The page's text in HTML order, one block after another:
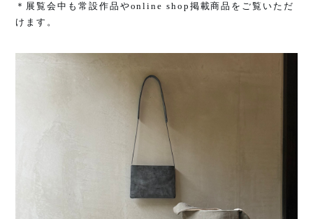
＊展覧会中も常設作品やonline shop 掲載商品をご覧いただ
けます。